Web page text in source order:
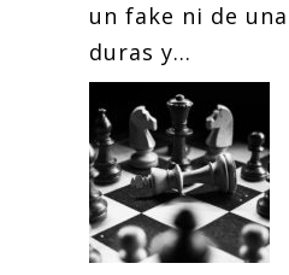
un fake ni de
duras y...